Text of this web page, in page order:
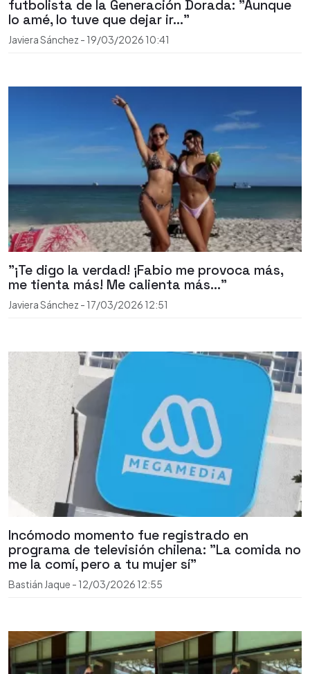
futbolista de la Generación Dorada: "Aunque
lo amé, lo tuve que dejar ir..."
Javiera Sánchez - 19/03/2026 10:41
"¡Te digo la verdad! ¡Fabio me provoca más,
me tienta más! Me calienta más..."
Javiera Sánchez - 17/03/2026 12:51
Incómodo momento fue registrado en
programa de televisión chilena: "La comida no
me la comí, pero a tu mujer sí"
Bastián Jaque - 12/03/2026 12:55